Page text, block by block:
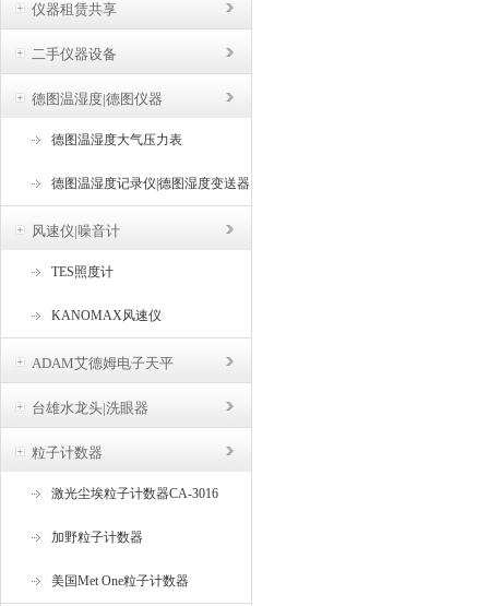
仪器租赁共享
二手仪器设备
德图温湿度|德图仪器
德图温湿度大气压力表
德图温湿度记录仪|德图湿度变送器
风速仪|噪音计
TES照度计
KANOMAX风速仪
ADAM艾德姆电子天平
台雄水龙头|洗眼器
粒子计数器
激光尘埃粒子计数器CA-3016
加野粒子计数器
美国Met One粒子计数器